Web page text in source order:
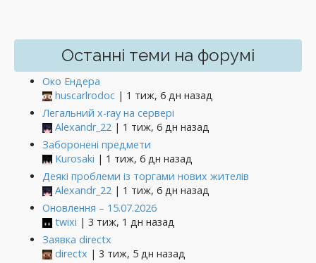
Останні теми на форумі
Око Ендера
huscarlrodoc | 1 тиж, 6 дн назад
Легальний x-ray на сервері
Alexandr_22 | 1 тиж, 6 дн назад
Заборонені предмети
Kurosaki | 1 тиж, 6 дн назад
Деякі проблеми із торгами нових жителів
Alexandr_22 | 1 тиж, 6 дн назад
Оновлення – 15.07.2026
twixi | 3 тиж, 1 дн назад
Заявка directx
directx | 3 тиж, 5 дн назад